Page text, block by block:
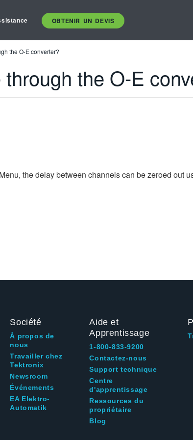
OBTENIR UN DEVIS
the O-E converter?
the O-E
the delay between channels can be zeroed out
Société
À propos de
nous
Travailler chez
Tektronix
Newsroom
Événements
EA Elektro-
Automatik
Aide et
Apprentissage
1-800-833-9200
Contactez-nous
Support technique
Centre
d'apprentissage
Ressources du
propriétaire
Blog